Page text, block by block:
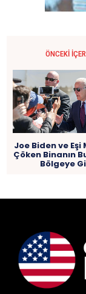
ÖNCEKI
Joe Biden ve Eşi
Çöken Binanın
Bölgeye